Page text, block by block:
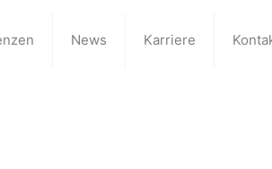
News Karriere